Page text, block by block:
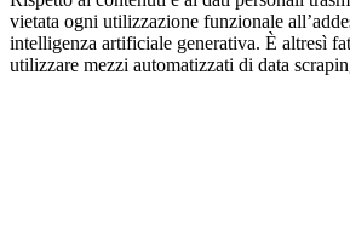
vietata ogni utilizzazione funzionale
intelligenza artificiale generativa. È altresì
utilizzare mezzi automatizzati di data